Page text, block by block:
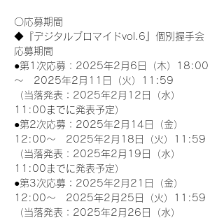
〇応募期間
◆『デジタルブロマイドvol.6』個別握手会
応募期間
●第1次応募：2025年2月6日（木）18:00
～　2025年2月11日（火）11:59
（当落発表：2025年2月12日（水）
11:00までに発表予定）
●第2次応募：2025年2月14日（金）
12:00～　2025年2月18日（火）11:59
（当落発表：2025年2月19日（水）
11:00までに発表予定）
●第3次応募：2025年2月21日（金）
12:00～　2025年2月25日（火）11:59
（当落発表：2025年2月26日（水）